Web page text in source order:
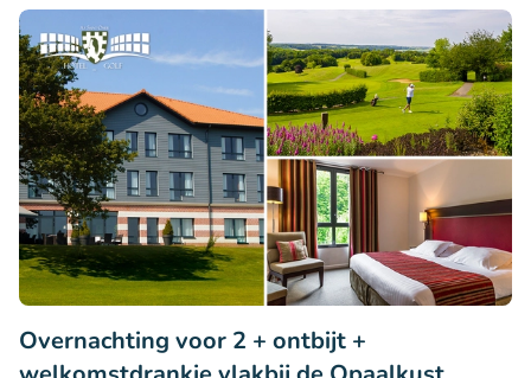
Overnachting voor 2 + ontbijt +